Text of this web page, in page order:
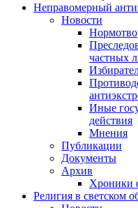
Неправомерный
Новости
частных
Иные
действия
Мнения
Публикации
Документы
Архив
Хроники
Религия в светском